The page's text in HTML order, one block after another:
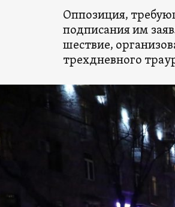
Оппозиция,
подписания им
шествие,
трехдневного